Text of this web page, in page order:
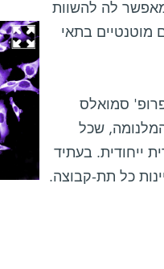
לה להשוות
מוטנטיים בתאי
סמואלס
שכל
ייחודית. בעתיד
כל תת-קבוצה.